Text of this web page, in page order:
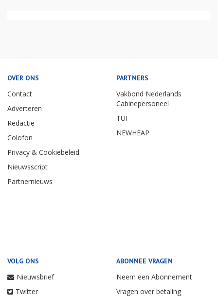
OVER ONS
Contact
Adverteren
Redactie
Colofon
Privacy & Cookiebeleid
Nieuwsscript
Partnernieuws
PARTNERS
Vakbond Nederlands
Cabinepersoneel
TUI
NEWHEAP
VOLG ONS
Nieuwsbrief
Twitter
ABONNEE VRAGEN
Neem een Abonnement
Vragen over betaling